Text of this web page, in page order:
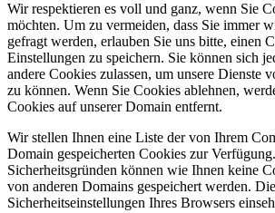
Wir respektieren es voll und ganz, wenn Sie
möchten. Um zu vermeiden, dass Sie immer
gefragt werden, erlauben Sie uns bitte, einen
Einstellungen zu speichern. Sie können sich
andere Cookies zulassen, um unsere Dienste
zu können. Wenn Sie Cookies ablehnen,
Cookies auf unserer Domain entfernt.
Wir stellen Ihnen eine Liste der von Ihrem
Domain gespeicherten Cookies zur
Sicherheitsgründen können wie Ihnen keine
von anderen Domains gespeichert werden.
Sicherheitseinstellungen Ihres Browsers